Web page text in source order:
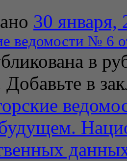
30 января,
ведомости № 6
в
Добавьте в